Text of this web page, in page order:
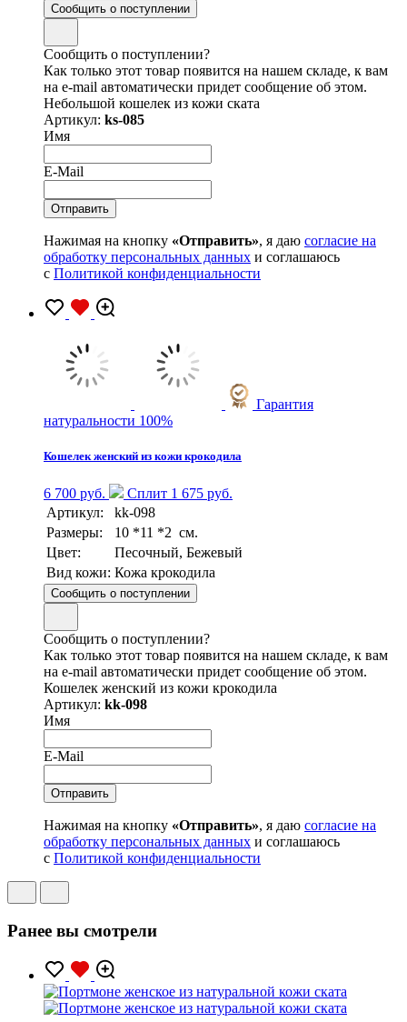
Сообщить о поступлении
Сообщить о поступлении?
Как только этот товар появится на нашем складе, к вам
на e-mail автоматически придет сообщение об этом.
Небольшой кошелек из кожи ската
Артикул: ks-085
Имя
E-Mail
Нажимая на кнопку «Отправить», я даю согласие на
обработку персональных данных и соглашаюсь
с Политикой конфиденциальности
Гарантия
натуральности 100%
Кошелек женский из кожи крокодила
6 700 руб.
Сплит 1 675 руб.
Артикул:
kk-098
Размеры:
10 *11 *2 см.
Цвет:
Песочный, Бежевый
Вид кожи: Кожа крокодила
Сообщить о поступлении
Сообщить о поступлении?
Как только этот товар появится на нашем складе, к вам
на e-mail автоматически придет сообщение об этом.
Кошелек женский из кожи крокодила
Артикул: kk-098
Имя
E-Mail
Нажимая на кнопку «Отправить», я даю согласие на
обработку персональных данных и соглашаюсь
с Политикой конфиденциальности
Ранее вы смотрели